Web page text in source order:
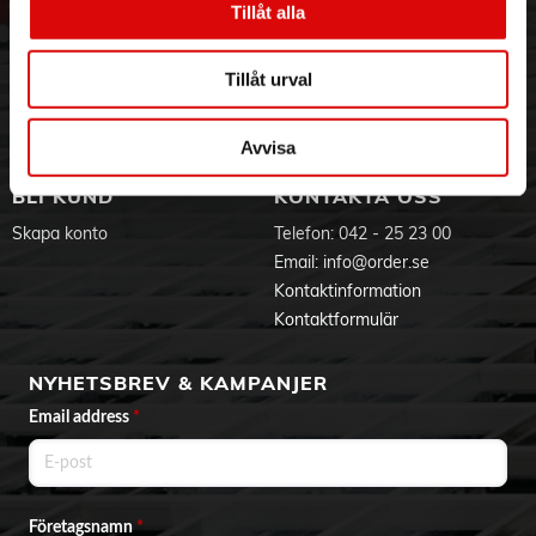
Tillåt alla
Tillåt urval
Avvisa
Visselblåsning
Aktuellt på Order
Ansökan om RMA
Godsefterlysning & Felleverans
Integritetspolicy
Om cookies
BLI KUND
Skapa konto
KONTAKTA OSS
Telefon: 042 - 25 23 00
Email: info@order.se
Kontaktinformation
Kontaktformulär
NYHETSBREV & KAMPANJER
Email address *
Företagsnamn*